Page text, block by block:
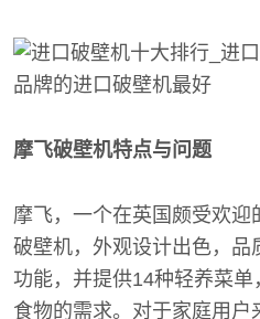
摩飞破壁机特点与问题
摩飞，一个在英国颇受欢迎
破壁机，外观设计出色，品
功能，并提供14种轻养菜
食物的需求。对于家庭用户